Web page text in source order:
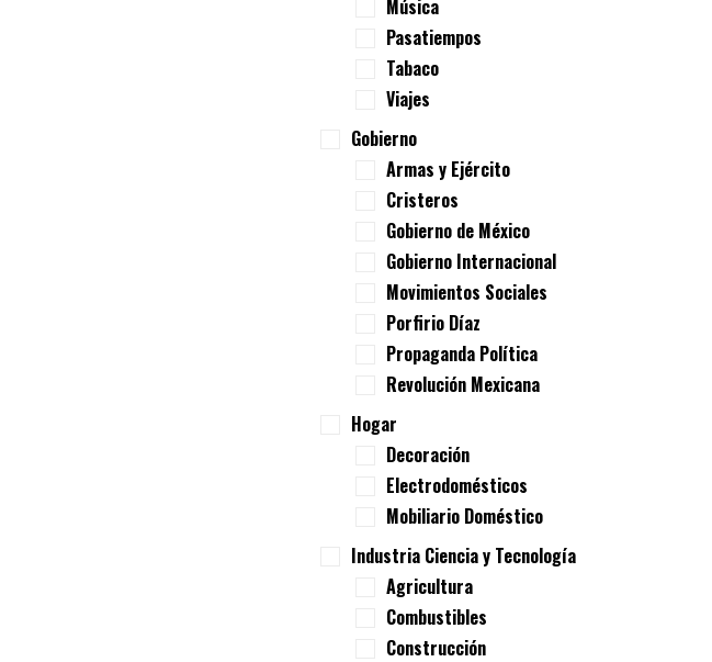
Música
Pasatiempos
Tabaco
Viajes
Gobierno
Armas y Ejército
Cristeros
Gobierno de México
Gobierno Internacional
Movimientos Sociales
Porfirio Díaz
Propaganda Política
Revolución Mexicana
Hogar
Decoración
Electrodomésticos
Mobiliario Doméstico
Industria Ciencia y Tecnología
Agricultura
Combustibles
Construcción